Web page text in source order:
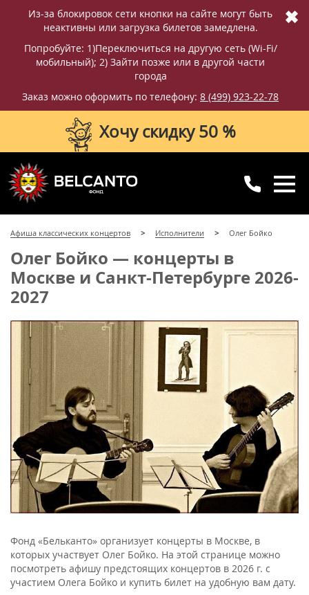
Из-за блокировок сети кнопки на сайте могут быть
неактивны или загрузка билетов замедлена.
Попробуйте: 1)Переключиться на другую сеть (Wi-Fi/
мобильный); 2) Зайти позже или в другой части
города
Заказ можно оформить по телефону: 8 (499) 923-22-78
✖
Хочу скидку 50 %
8 (499) 923-22-78
8 (800) 770-09-71
Афиша классических концертов Исполнители Олег Бойко
Олег Бойко — концерты в
Москве и Санкт-Петербурге 2026-
2027
Фонд «Бельканто» организует концерты в Москве, в
которых участвует Олег Бойко. На этой странице можно
посмотреть афишу предстоящих концертов в 2026 г. с
участием Олега Бойко и купить билет на удобную вам дату.